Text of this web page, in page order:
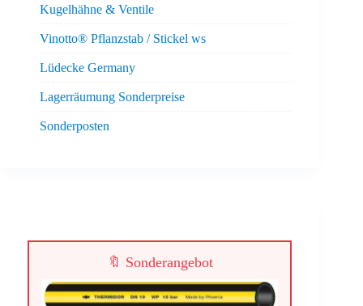
Kugelhähne & Ventile
Vinotto® Pflanzstab / Stickel ws
Lüdecke Germany
Lagerräumung Sonderpreise
Sonderposten
🔖 Sonderangebot